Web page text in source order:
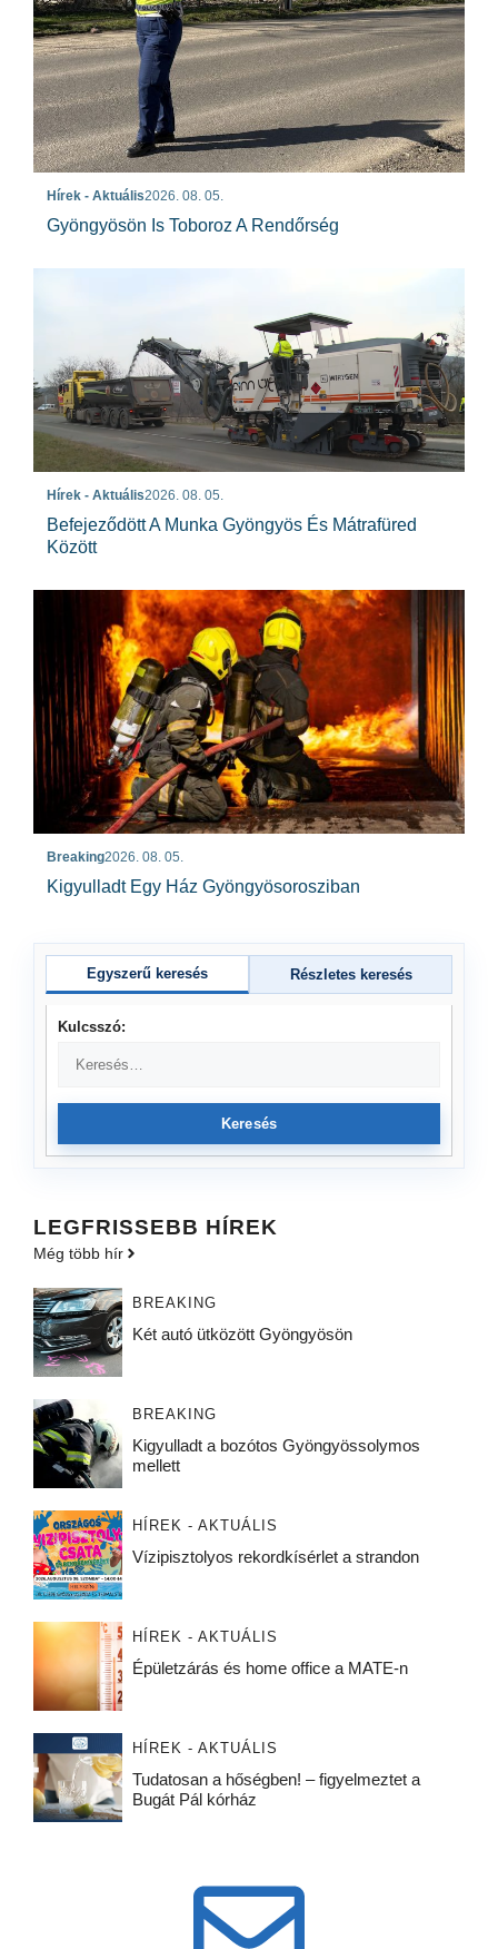
Hírek - Aktuális2026. 08. 05.
Gyöngyösön Is Toboroz A Rendőrség
Hírek - Aktuális2026. 08. 05.
Befejeződött A Munka Gyöngyös És Mátrafüred
Között
Breaking2026. 08. 05.
Kigyulladt Egy Ház Gyöngyösorosziban
Egyszerű keresés Részletes keresés
Kulcsszó:
Keresés
LEGFRISSEBB HÍREK
Még több hír
BREAKING
Két autó ütközött Gyöngyösön
BREAKING
Kigyulladt a bozótos Gyöngyössolymos
mellett
HÍREK - AKTUÁLIS
Vízipisztolyos rekordkísérlet a strandon
HÍREK - AKTUÁLIS
Épületzárás és home office a MATE-n
HÍREK - AKTUÁLIS
Tudatosan a hőségben! – figyelmeztet a
Bugát Pál kórház